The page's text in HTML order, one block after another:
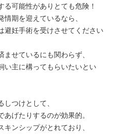
可能性がありとても危険！
期を迎えているなら、
避妊手術を受けさせてください
せているにも関わらず、
い主に構ってもらいたいとい
つけとして、
げたりするのが効果的。
ンシップがとれており、